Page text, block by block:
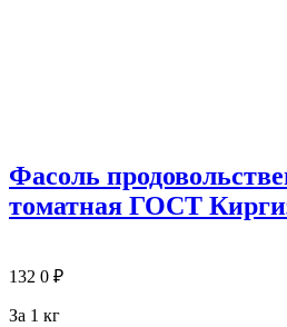
Фасоль
томатная ГОСТ
132 0 ₽
За 1 кг